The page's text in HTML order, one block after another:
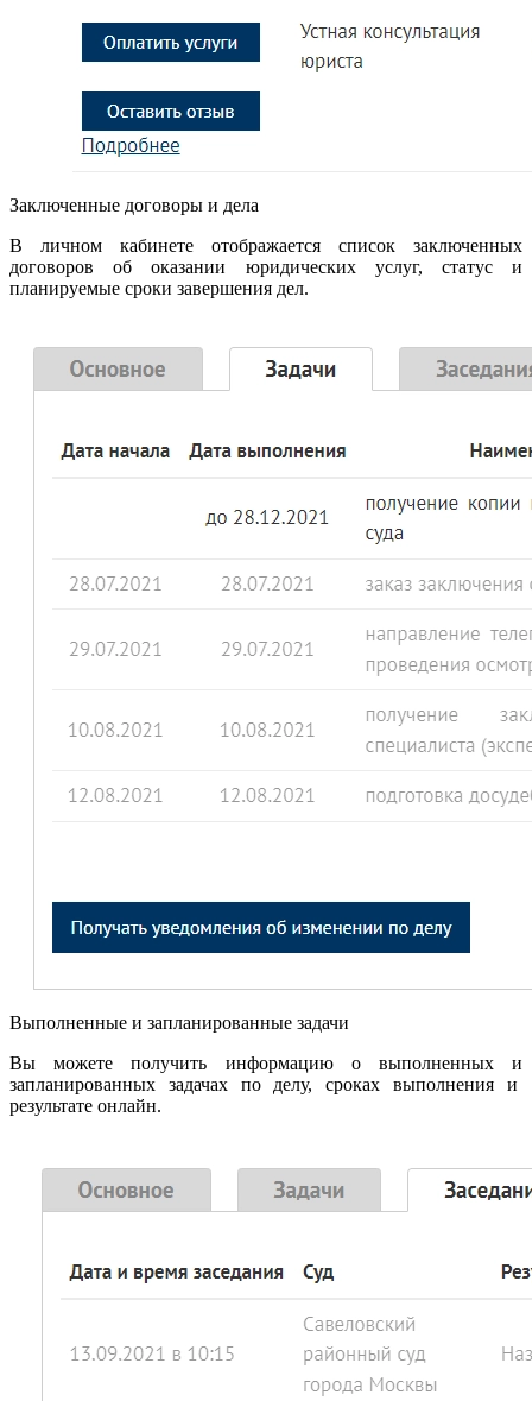
Заключенные договоры и дела
В личном кабинете отображается список заключенных
договоров об оказании юридических услуг, статус и
планируемые сроки завершения дел.
Выполненные и запланированные задачи
Вы можете получить информацию о выполненных и
запланированных задачах по делу, сроках выполнения и
результате онлайн.